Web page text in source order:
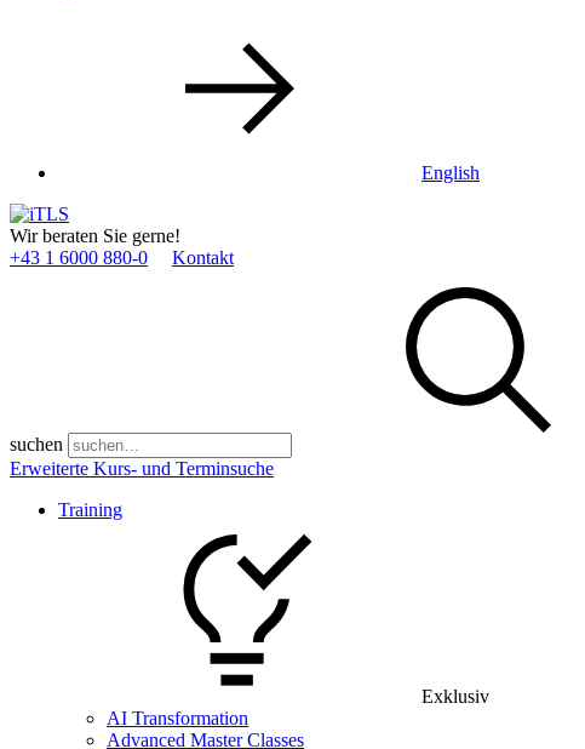
English
Wir beraten Sie gerne!
+43 1 6000 880­-0
Kontakt
suchen
Erweiterte Kurs- und Terminsuche
Training
Exklusiv
AI Transformation
Advanced Master Classes